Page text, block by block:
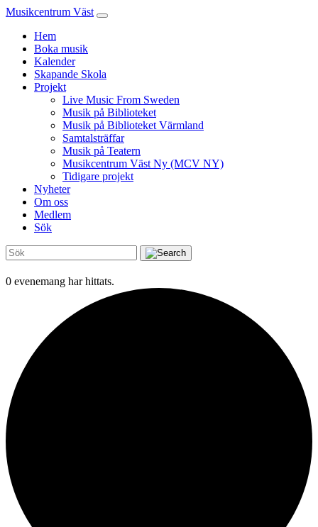
Musikcentrum Väst
Hem
Boka musik
Kalender
Skapande Skola
Projekt
Live Music From Sweden
Musik på Biblioteket
Musik på Biblioteket Värmland
Samtalsträffar
Musik på Teatern
Musikcentrum Väst Ny (MCV NY)
Tidigare projekt
Nyheter
Om oss
Medlem
Sök
0 evenemang har hittats.